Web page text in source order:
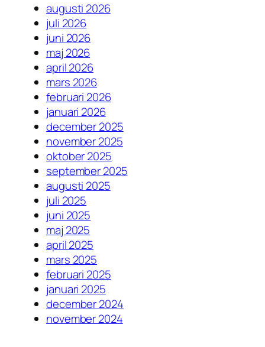
augusti 2026
juli 2026
juni 2026
maj 2026
april 2026
mars 2026
februari 2026
januari 2026
december 2025
november 2025
oktober 2025
september 2025
augusti 2025
juli 2025
juni 2025
maj 2025
april 2025
mars 2025
februari 2025
januari 2025
december 2024
november 2024